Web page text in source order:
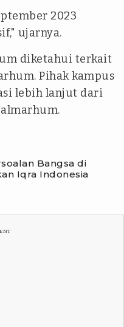
2023
ujarnya.
diketahui terkait
Pihak kampus
lebih lanjut dari
Bangsa di
Iqra Indonesia